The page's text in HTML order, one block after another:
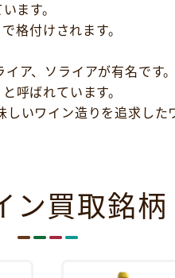
ます。
格付けされます。
ア、ソライアが有名です。
呼ばれています。
いワイン造りを追求した
ン買取銘